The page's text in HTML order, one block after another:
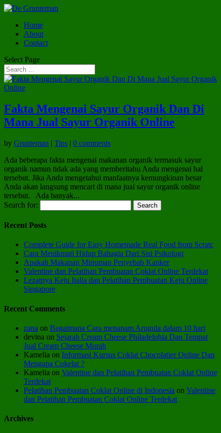
Home
About
Contact
Select Page
Fakta Mengenai Sayur Organik Dan Di
Mana Jual Sayur Organik Online
by Grunteman | Tips | 0 comments
Ada beberapa fakta mengenai makanan organik termasuk sayur
organik namun tidak ada yang memberitahu Anda mengenai hal
tersebut. Jika Anda mengetahui manfaatnya kemungkinan besar
Anda akan langsung mencari di mana jual sayur organik online
tersebut. Ada banyak...
Search for:
Recent Posts
Complete Guide for Easy Homemade Real Food from Scratc
Cara Menikmati Hidup Bahagia Dari Sisi Psikologi
Apakah Makanan Minuman Penyebab Kanker
Valentine dan Pelatihan Pembuatan Coklat Online Terdekat
Lezatnya Keju Italia dan Pelatihan Pembuatan Keju Online
Singapore
Recent Comments
zana on Bagaimana Cara menanam Arugula dalam 10 hari
devina on Sejarah Cream Cheese Philadelphia Dan Tempat
Jual Cream Cheese Murah
Kamelia on Informasi Kursus Coklat Chocolatier Online Dan
Mengapa Cokelat ?
Kamelia on Valentine dan Pelatihan Pembuatan Coklat Online
Terdekat
Pelatihan Pembuatan Coklat Online di Indonesia on Valentine
dan Pelatihan Pembuatan Coklat Online Terdekat
Archives